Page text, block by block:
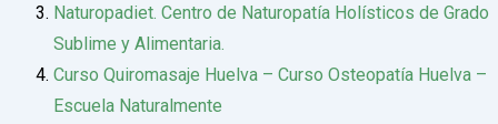
Naturopadiet. Centro de Naturopatía Holísticos de Grado
Sublime y Alimentaria.
Curso Quiromasaje Huelva – Curso Osteopatía Huelva –
Escuela Naturalmente